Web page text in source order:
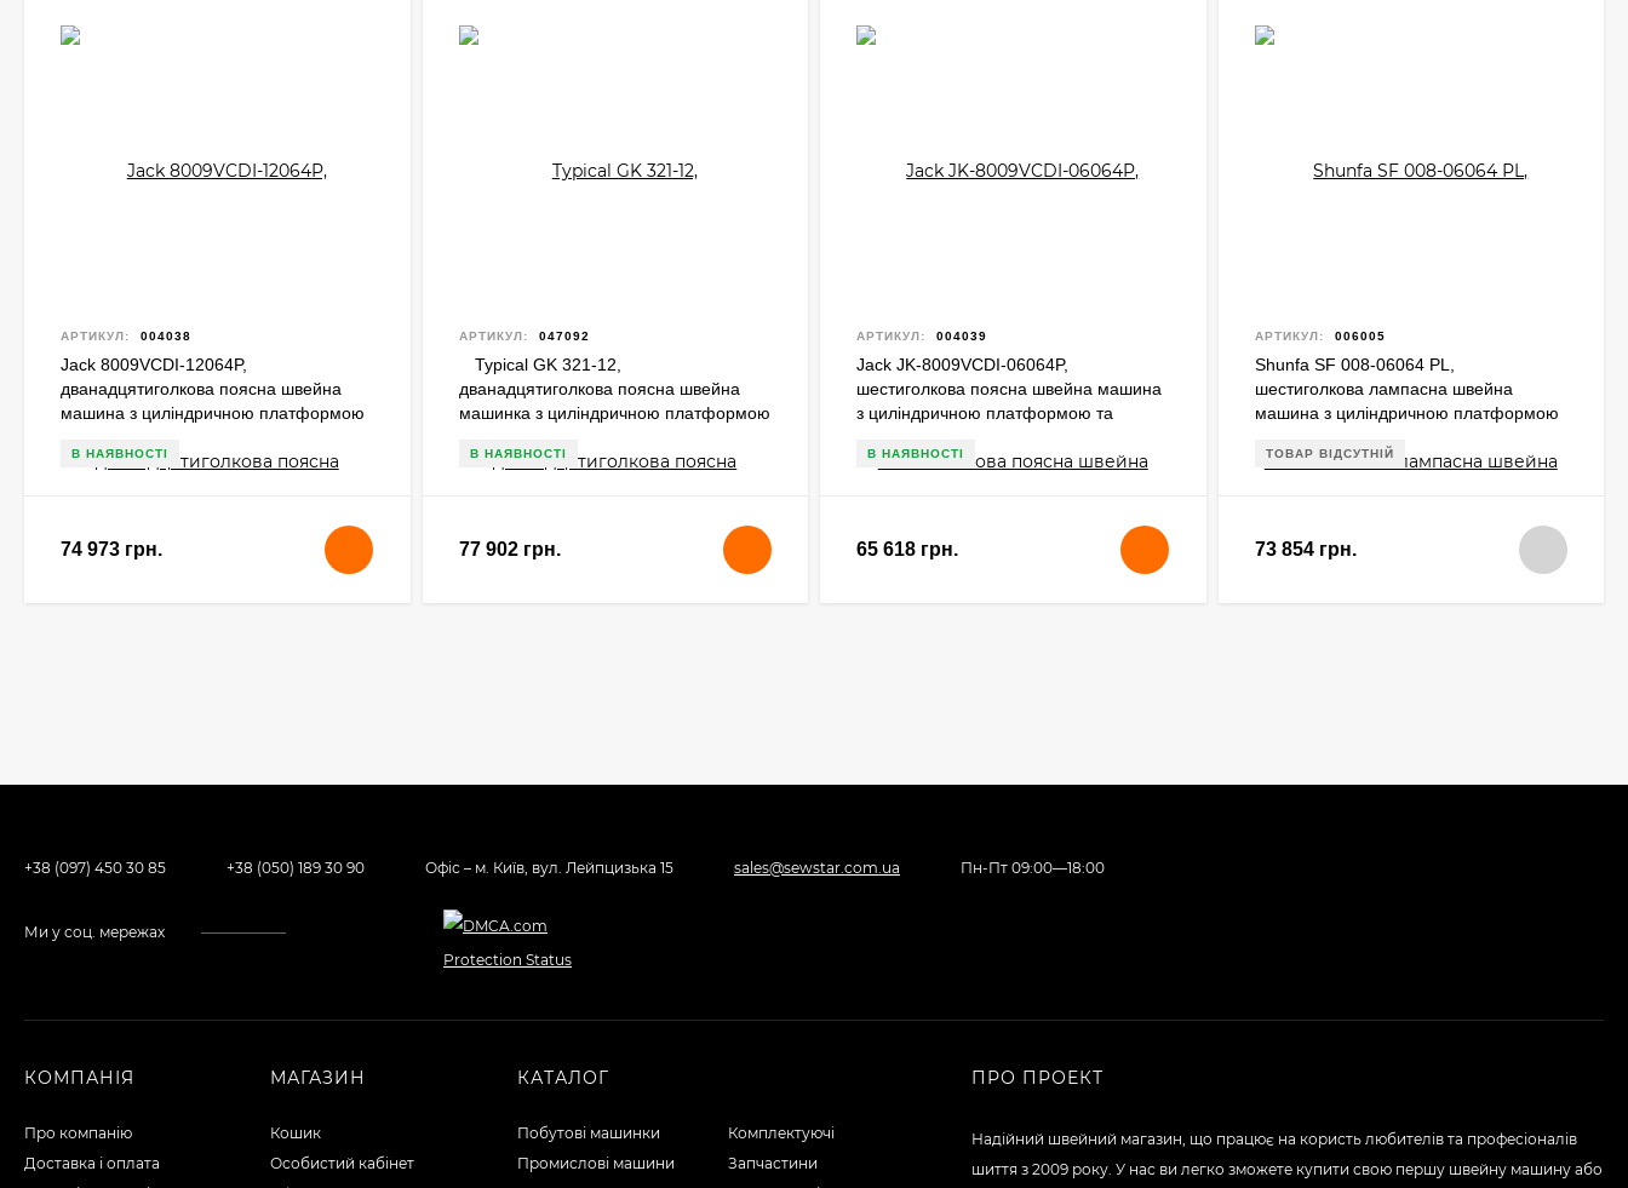
АРТИКУЛ: 004038
Jack 8009VCDI-12064P,
дванадцятиголкова поясна швейна
машина з циліндричною платформою
В НАЯВНОСТІ
74 973 грн.
АРТИКУЛ: 047092
Typical GK 321-12,
дванадцятиголкова поясна швейна
машинка з циліндричною платформою
В НАЯВНОСТІ
77 902 грн.
АРТИКУЛ: 004039
Jack JK-8009VCDI-06064P,
шестиголкова поясна швейна машина
з циліндричною платформою та
В НАЯВНОСТІ
65 618 грн.
АРТИКУЛ: 006005
Shunfa SF 008-06064 РL,
шестиголкова лампасна швейна
машина з циліндричною платформою
ТОВАР ВІДСУТНІЙ
73 854 грн.
+38 (097) 450 30 85 +38 (050) 189 30 90 Офіс – м. Київ, вул. Лейпцизька 15 sales@sewstar.com.ua Пн-Пт 09:00—18:00
Ми у соц. мережах
КОМПАНІЯ
Про компанію
Доставка і оплата
МАГАЗИН
Кошик
Особистий кабінет
КАТАЛОГ
Побутові машинки
Промислові машини
Комплектуючі
Запчастини
ПРО ПРОЕКТ
Надійний швейний магазин, що працює на користь любителів та професіоналів
шиття з 2009 року. У нас ви легко зможете купити свою першу швейну машину або